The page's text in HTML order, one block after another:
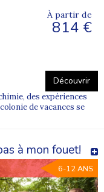
À partir de
814 €
Découvrir
des expériences
de vacances se
à mon fouet!
6-12 ANS